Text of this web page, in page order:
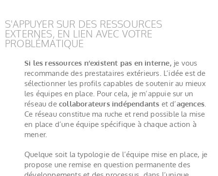
S'APPUYER SUR DES RESSOURCES
EXTERNES, EN LIEN AVEC VOTRE
PROBLÉMATIQUE
Si les ressources n’existent pas en interne, je vous
recommande des prestataires extérieurs. L’idée est de
sélectionner les profils capables de soutenir au mieux
les équipes en place. Pour cela, je m’appuie sur un
réseau de collaborateurs indépendants et d’agences
Ce réseau constitue ma ruche et rend possible la mise
en place d’une équipe spécifique à chaque action à
mener.
Quelque soit la typologie de l’équipe mise en place, je
propose une remise en question permanente des